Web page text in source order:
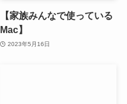
【家族みんなで使っている
Mac】
2023年5月16日